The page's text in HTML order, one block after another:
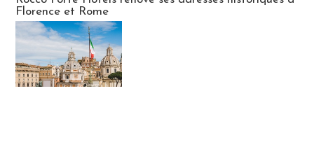
Florence et Rome